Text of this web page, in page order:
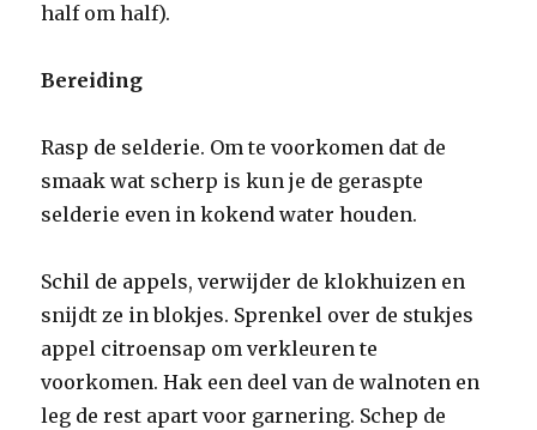
half om half).
Bereiding
Rasp de selderie. Om te voorkomen dat de
smaak wat scherp is kun je de geraspte
selderie even in kokend water houden.
Schil de appels, verwijder de klokhuizen en
snijdt ze in blokjes. Sprenkel over de stukjes
appel citroensap om verkleu­ren te
voorkomen. Hak een deel van de wal­noten en
leg de rest apart voor garnering. Schep de